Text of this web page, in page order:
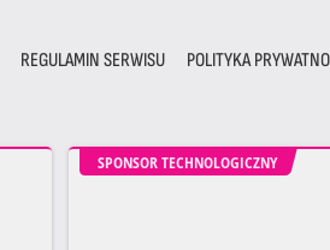
REGULAMIN SERWISU POLITYKA
SPONSOR TECHNOLOGICZNY